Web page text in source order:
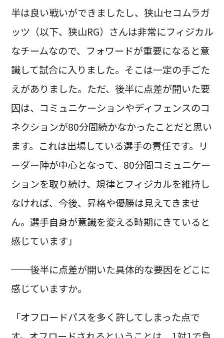
半は良い戦いができましたし、狭山セコムラガ
ッツ（以下、狭山RG）さんは非常にフィジカル
なチームなので、フォワードが重要になると意
識して試合に入りました。そこは一定の手ごた
えがありました。ただ、後半に点差が開いた要
因は、コミュニケーションやディフェンスのコ
ネクションが80分間続かなかったことだと思い
ます。これは出場している選手の責任です。リ
ーダー陣が中心となって、80分間コミュニケー
ションを取り続け、規律とフィジカルを維持し
なければ、今後、昇格や優勝は見えてきませ
ん。選手自身が意識を変える時期にきていると
感じています」
──後半に点差が開いた具体的な要因をどこに
感じていますか。
「オフロードパスを多く許してしまった点で